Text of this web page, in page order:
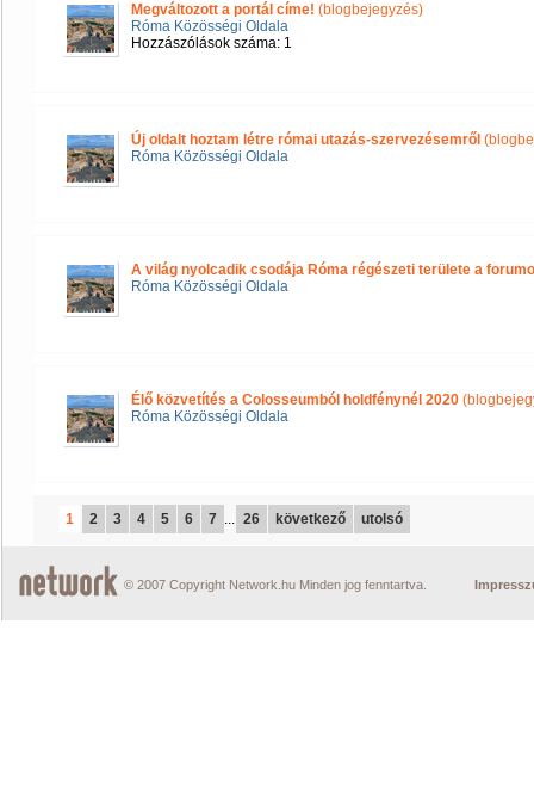
Megváltozott a portál címe! (blogbejegyzés)
Róma Közösségi Oldala
Hozzászólások száma: 1
Új oldalt hoztam létre római utazás-szervezésemről
Róma Közösségi Oldala
A világ nyolcadik csodája Róma régészeti területe a
Róma Közösségi Oldala
Élő közvetítés a Colosseumból holdfénynél 2020
Róma Közösségi Oldala
1 2 3 4 5 6 7 ... 26 következő utolsó
© 2007 Copyright Network.hu Minden jog fenntartva.